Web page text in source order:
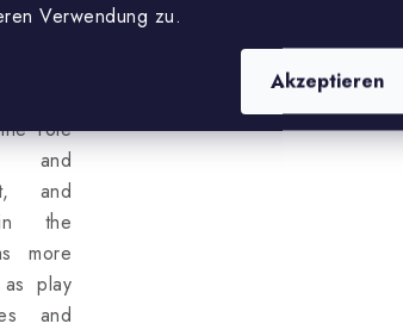
Verwendung zu.
Akzeptieren
role
and
and
the
more
play
and